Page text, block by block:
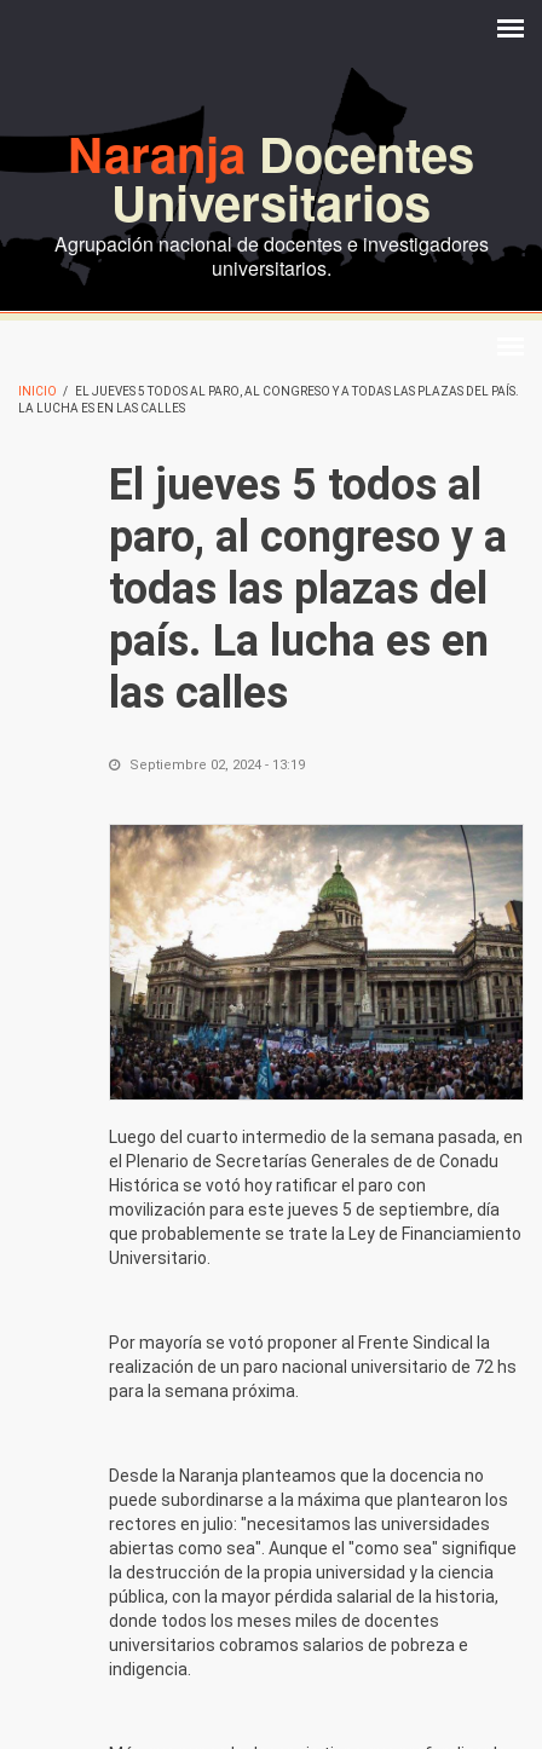
Naranja Docentes
Universitarios
Agrupación nacional de docentes e investigadores
universitarios.
INICIO /
EL JUEVES 5 TODOS AL PARO, AL CONGRESO Y A TODAS LAS PLAZAS DEL PAÍS.
LA LUCHA ES EN LAS CALLES
El jueves 5 todos al
paro, al congreso y a
todas las plazas del
país. La lucha es en
las calles
Septiembre 02, 2024 - 13:19
Luego del cuarto intermedio de la semana pasada, en
el Plenario de Secretarías Generales de de Conadu
Histórica se votó hoy ratificar el paro con
movilización para este jueves 5 de septiembre, día
que probablemente se trate la Ley de Financiamiento
Universitario.
Por mayoría se votó proponer al Frente Sindical la
realización de un paro nacional universitario de 72 hs
para la semana próxima.
Desde la Naranja planteamos que la docencia no
puede subordinarse a la máxima que plantearon los
rectores en julio: "necesitamos las universidades
abiertas como sea". Aunque el "como sea" signifique
la destrucción de la propia universidad y la ciencia
pública, con la mayor pérdida salarial de la historia,
donde todos los meses miles de docentes
universitarios cobramos salarios de pobreza e
indigencia.